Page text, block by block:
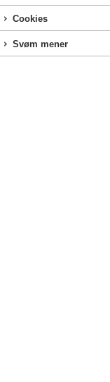
Cookies
Svøm mener